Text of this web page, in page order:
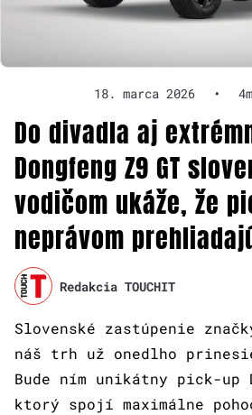
18. marca 2026 •
Do divadla aj
Dongfeng Z9 GT
vodičom ukáže, že
neprávom
Redakcia TOUCHIT
Slovenské zastúpenie
náš trh už onedlho
Bude ním unikátny pick-up
ktorý spojí maximálne